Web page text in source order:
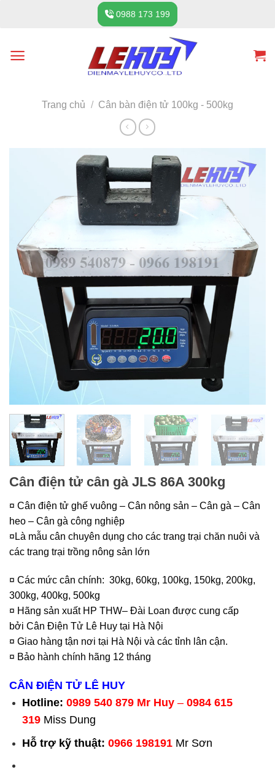
0988 173 199
Trang chủ / Cân bàn điện tử 100kg - 500kg
Cân điện tử cân gà JLS 86A 300kg
¤ Cân điện tử ghế vuông – Cân nông sản – Cân gà – Cân
heo – Cân gà công nghiệp
¤Là mẫu cân chuyên dụng cho các trang trại chăn nuôi và
các trang trại trồng nông sản lớn
¤ Các mức cân chính: 30kg, 60kg, 100kg, 150kg, 200kg,
300kg, 400kg, 500kg
¤ Hãng sản xuất HP THW– Đài Loan được cung cấp
bởi Cân Điện Tử Lê Huy tại Hà Nội
¤ Giao hàng tận nơi tại Hà Nội và các tỉnh lân cận.
¤ Bảo hành chính hãng 12 tháng
CÂN ĐIỆN TỬ LÊ HUY
Hotline: 0989 540 879 Mr Huy– 0984 615
319 Miss Dung
Hỗ trợ kỹ thuật: 0966 198191 Mr Sơn